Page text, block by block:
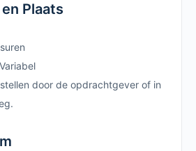
Plaats
Variabel
door de opdrachtgever of in